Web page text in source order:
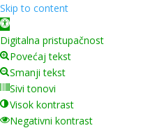
Skip to content
Open toolbar
Digitalna pristupačnost
Povećaj tekst
Smanji tekst
Sivi tonovi
Visok kontrast
Negativni kontrast